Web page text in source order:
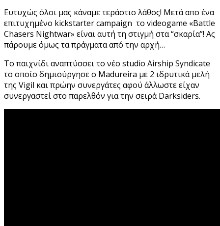
Ευτυχώς όλοι μας κάναμε τεράστιο λάθος! Μετά απο ένα
επιτυχημένο kickstarter campaign το videogame «Battle
Chasers Nightwar» είναι αυτή τη στιγμή στα “σκαρία”! Ας
πάρουμε όμως τα πράγματα από την αρχή…
To παιχνίδι αναπτύσσει το νέο studio Airship Syndicate
το οποίο δημιούργησε ο Madureira με 2 ιδρυτικά μελή
της Vigil και πρώην συνεργάτες αφού άλλωστε είχαν
συνεργαστεί στο παρελθόν για την σειρά Darksiders.